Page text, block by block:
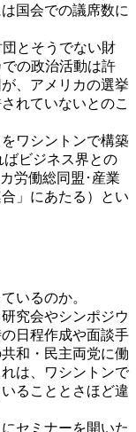
国会での議席数に
とそうでない財
の政治活動は許
、アメリカの選挙
れていないとのこ
ワシントンで構築
ばビジネス界との
労働総同盟･産業
」にあたる）とい
いるのか。
究会やシンポジウ
日程作成や面談手
和・民主両党に働
は、ワシントンで
ることとさほど違
セミナーを開いた